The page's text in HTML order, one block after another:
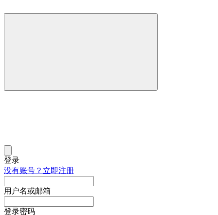
登录
没有账号？立即注册
用户名或邮箱
登录密码